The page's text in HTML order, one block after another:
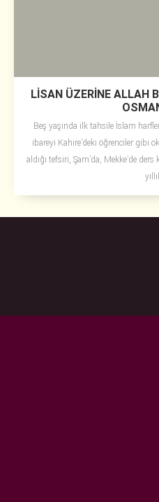
LİSAN ÜZERİNE ALLAH
Beş yaşında ilk tahsile İslam
ibareyi Kahire’deki öğrenciler gibi
aldığı tefsiri, Şam’da, Mekke’de